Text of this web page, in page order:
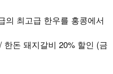
의 최고급 한우를 홍콩에서
돈 돼지갈비 20% 할인 (금